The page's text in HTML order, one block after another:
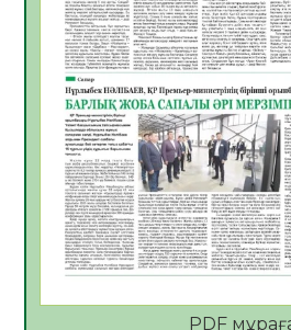
Open Air: Қызылорда
департаменті 20 мыңнан
көрерменнің
06.08.2026
ҚЫЗЫЛОРДАДА
ЖАРҚЫН БОЛАШАҚ»
МӘЖІЛІС ӨТТІ
05.08.2026
Қазақстан Орталық
PDF